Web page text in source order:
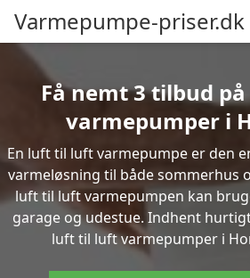
Varmepumpe-priser.dk
Få nemt 3 tilbud
varmepumper i
En luft til luft varmepumpe er den
varmeløsning til både sommerhus
luft til luft varmepumpen kan
garage og udestue. Indhent
luft til luft varmepumper i